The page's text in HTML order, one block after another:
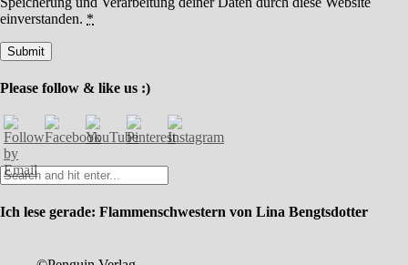
einverstanden. *
Please follow & like us :)
Ich lese gerade: Flammenschwestern von Lina Bengtsdotter